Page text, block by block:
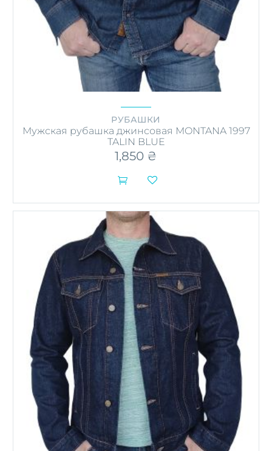
РУБАШКИ
Мужская рубашка джинсовая MONTANA 1997
TALIN BLUE
1,850 ₴

товар
имеет
несколько
вариаций.
Опции
можно
выбрать
на
странице
товара.
